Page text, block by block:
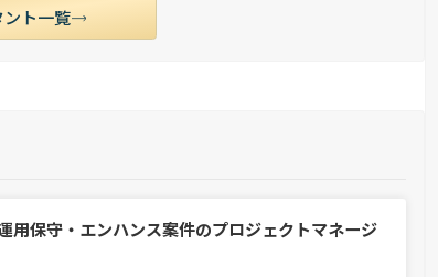
ント一覧
用保守・エンハンス案件のプロジェクトマネージ